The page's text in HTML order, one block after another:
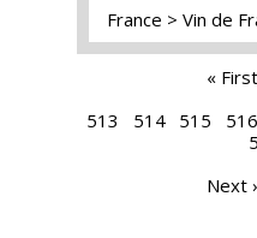
France Vin de
« First
513
514 515 516
Next ›